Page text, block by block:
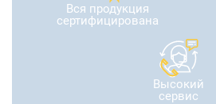
Вся продукция
сертифицирована
Высокий
сервис